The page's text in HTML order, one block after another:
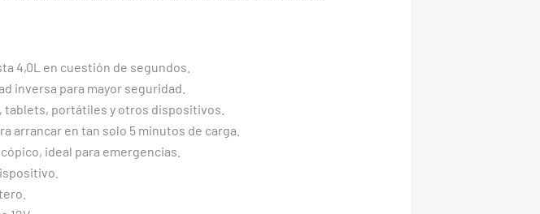
4,0L en cuestión de segundos.
inversa para mayor seguridad.
tablets, portátiles y otros dispositivos.
arrancar en tan solo 5 minutos de carga.
ideal para emergencias.